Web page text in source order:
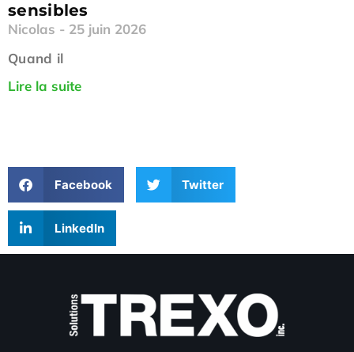
sensibles
Nicolas
25 juin 2026
Quand il
Lire la suite
Facebook Twitter
LinkedIn